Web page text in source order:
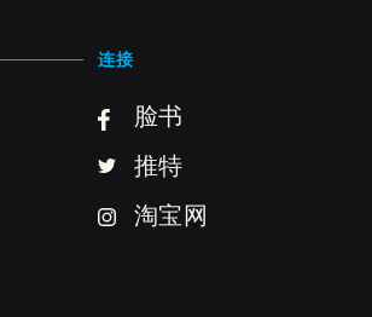
连接
脸书
推特
淘宝网